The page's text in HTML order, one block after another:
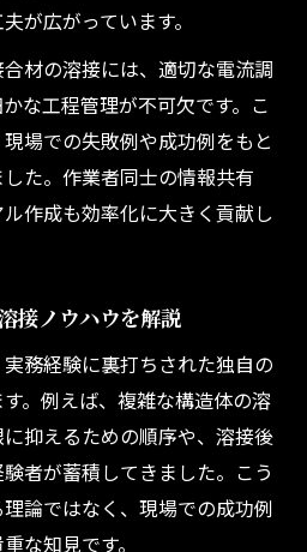
が広がっています。
材の溶接には、適切な電流調
な工程管理が不可欠です。こ
場での失敗例や成功例をもと
た。作業者同士の情報共有
作成も効率化に大きく貢献し
接ノウハウを解説
務経験に裏打ちされた独自の
。例えば、複雑な構造体の溶
抑えるための順序や、溶接後
者が蓄積してきました。こう
論ではなく、現場での成功例
な知見です。